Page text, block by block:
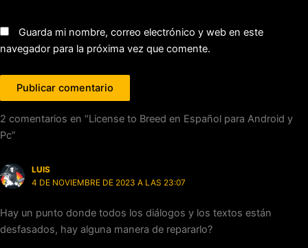
Guarda mi nombre, correo electrónico y web en este
navegador para la próxima vez que comente.
2 comentarios en “License to Breed en Español para Android y
Pc”
LUIS
4 DE NOVIEMBRE DE 2023 A LAS 23:07
Hay un punto donde todos los diálogos y los textos están
desfasados, hay alguna manera de repararlo?